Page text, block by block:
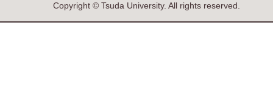
Copyright © Tsuda University. All rights reserved.